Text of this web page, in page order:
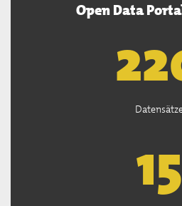
Open Data
15